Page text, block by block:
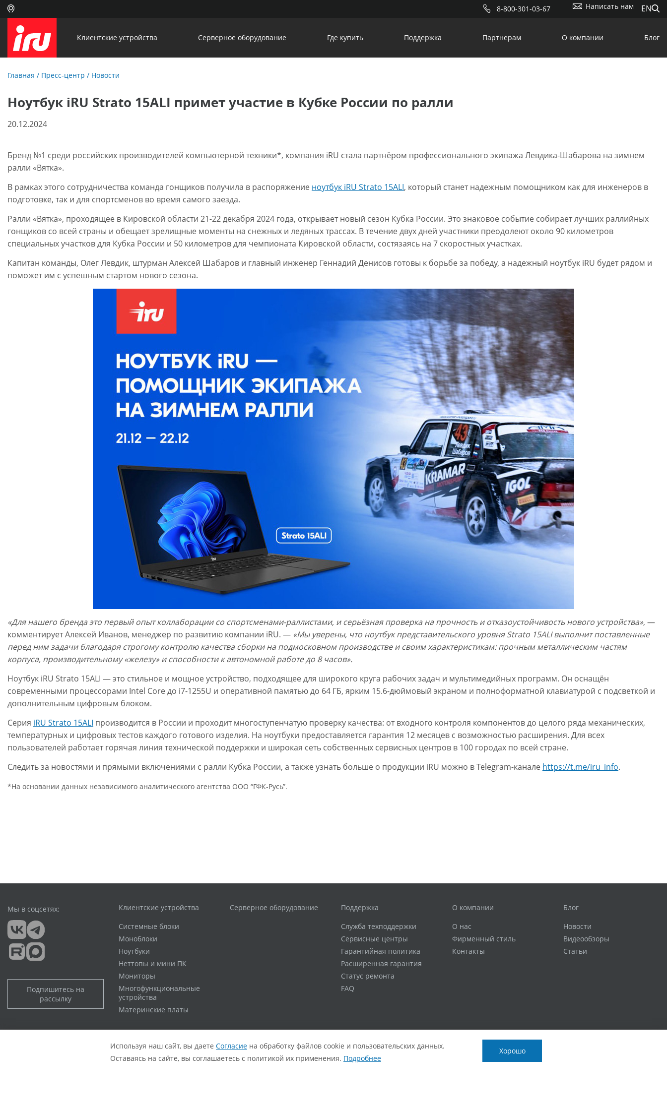
8-800-301-03-67 Написать нам EN
Клиентские устройства Серверное оборудование Где купить Поддержка Партнерам О компании Блог
Главная / Пресс-центр / Новости
Ноутбук iRU Strato 15ALI примет участие в Кубке России по ралли
20.12.2024
Бренд №1 среди российских производителей компьютерной техники*, компания iRU стала партнёром профессионального экипажа Левдика-Шабарова на зимнем
ралли «Вятка».
В рамках этого сотрудничества команда гонщиков получила в распоряжение ноутбук iRU Strato 15ALI, который станет надежным помощником как для инженеров в
подготовке, так и для спортсменов во время самого заезда.
Ралли «Вятка», проходящее в Кировской области 21-22 декабря 2024 года, открывает новый сезон Кубка России. Это знаковое событие собирает лучших раллийных
гонщиков со всей страны и обещает зрелищные моменты на снежных и ледяных трассах. В течение двух дней участники преодолеют около 90 километров
специальных участков для Кубка России и 50 километров для чемпионата Кировской области, состязаясь на 7 скоростных участках.
Капитан команды, Олег Левдик, штурман Алексей Шабаров и главный инженер Геннадий Денисов готовы к борьбе за победу, а надежный ноутбук iRU будет рядом и
поможет им с успешным стартом нового сезона.
«Для нашего бренда это первый опыт коллаборации со спортсменами-раллистами, и серьёзная проверка на прочность и отказоустойчивость нового устройства», —
комментирует Алексей Иванов, менеджер по развитию компании iRU. — «Мы уверены, что ноутбук представительского уровня Strato 15ALI выполнит поставленные
перед ним задачи благодаря строгому контролю качества сборки на подмосковном производстве и своим характеристикам: прочным металлическим частям
корпуса, производительному «железу» и способности к автономной работе до 8 часов».
Ноутбук iRU Strato 15ALI — это стильное и мощное устройство, подходящее для широкого круга рабочих задач и мультимедийных программ. Он оснащён
современными процессорами Intel Core до i7-1255U и оперативной памятью до 64 ГБ, ярким 15.6-дюймовый экраном и полноформатной клавиатурой с подсветкой и
дополнительным цифровым блоком.
Серия iRU Strato 15ALI производится в России и проходит многоступенчатую проверку качества: от входного контроля компонентов до целого ряда механических,
температурных и цифровых тестов каждого готового изделия. На ноутбуки предоставляется гарантия 12 месяцев с возможностью расширения. Для всех
пользователей работает горячая линия технической поддержки и широкая сеть собственных сервисных центров в 100 городах по всей стране.
Следить за новостями и прямыми включениями с ралли Кубка России, а также узнать больше о продукции iRU можно в Telegram-канале https://t.me/iru_info.
*На основании данных независимого аналитического агентства ООО “ГФК-Русь”.
Мы в соцсетях:
Подпишитесь на
рассылку
Клиентские устройства
Системные блоки
Моноблоки
Ноутбуки
Неттопы и мини ПК
Мониторы
Многофункциональные
устройства
Материнские платы
Серверное оборудование
Поддержка
Служба техподдержки
Сервисные центры
Гарантийная политика
Расширенная гарантия
Статус ремонта
FAQ
О компании
О нас
Фирменный стиль
Контакты
Блог
Новости
Видеообзоры
Статьи
Политика обработки персональных данных
Согласие с политикой обработки персональных данных
Используя наш сайт, вы даете Согласие на обработку файлов cookie и пользовательских данных.
Оставаясь на сайте, вы соглашаетесь с политикой их применения. Подробнее
Хорошо